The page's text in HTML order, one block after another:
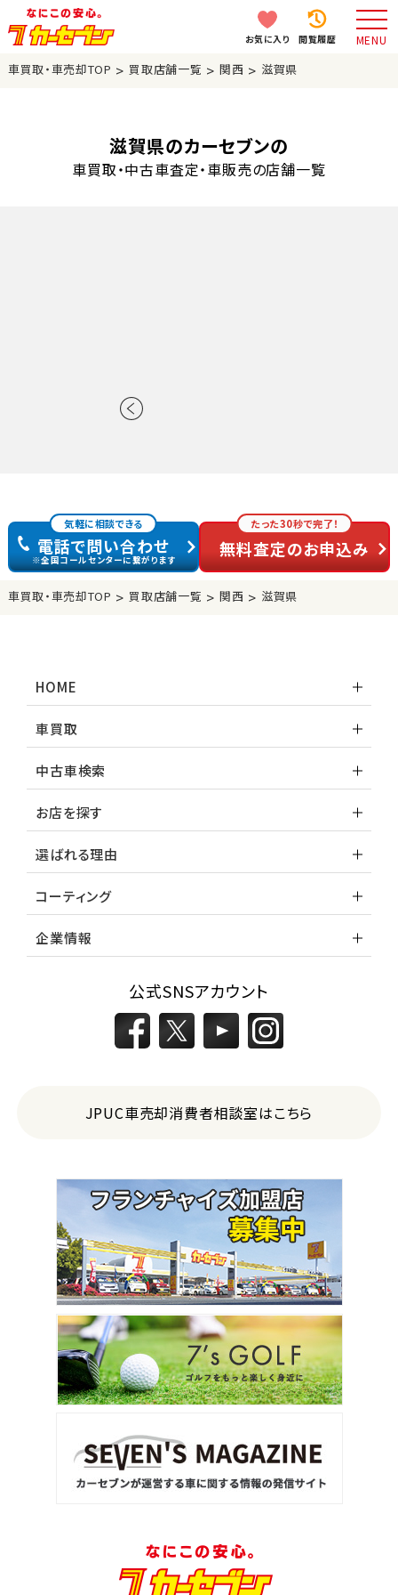
気軽に相談できる
電話で問い合わせ
※全国コールセンターに繋がります
たった30秒で完了！
無料査定のお申込み
お気に入り 閲覧履歴 MENU
車買取・車売却TOP > 買取店舗一覧 > 関西 > 滋賀県
滋賀県のカーセブンの
車買取・中古車査定・車販売の店舗一覧
車買取・車売却TOP > 買取店舗一覧 > 関西 > 滋賀県
HOME
車買取
中古車検索
お店を探す
選ばれる理由
コーティング
企業情報
公式SNSアカウント
JPUC車売却消費者相談室はこちら